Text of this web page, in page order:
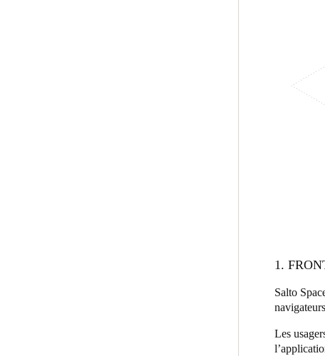
1.
Salto
Les